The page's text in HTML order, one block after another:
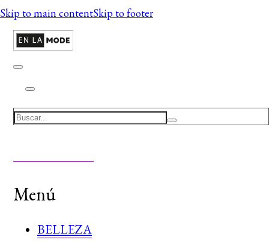
Skip to main contentSkip to footer
Search
Menú
BELLEZA